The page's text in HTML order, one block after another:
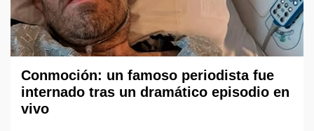
Conmoción: un famoso periodista fue
internado tras un dramático episodio en
vivo